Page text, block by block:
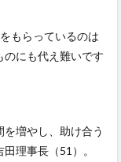
もらっているのは
にも代え難いです
増やし、助け合う
理事長（51）。